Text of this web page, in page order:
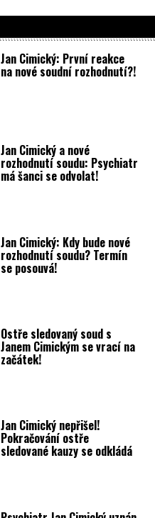
Jan Cimický: První reakce
na nové soudní rozhodnutí?!
Jan Cimický a nové
rozhodnutí soudu: Psychiatr
má šanci se odvolat!
Jan Cimický: Kdy bude nové
rozhodnutí soudu? Termín
se posouvá!
Ostře sledovaný soud s
Janem Cimickým se vrací na
začátek!
Jan Cimický nepřišel!
Pokračování ostře
sledované kauzy se odkládá